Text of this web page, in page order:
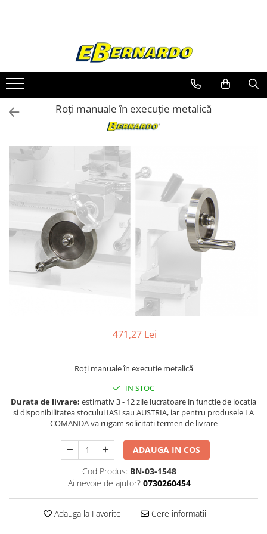
Prelucrare metal
Fierastraie pentru metal
Ferastraie mobile pentru metal
Fierastraie prelucrare metal
Ferastraie orizontale pentru metal
Ferastraie circulare pentru metal
Dispozitive de sudare pentru panze
Ferastraie automate cu banda si
doua coloane
Ferastraie metal cu banda si taiere
dubla semiautomate
Ferastraie prelucrare metal cu
banda si taiere dubla
Ferastraie verticale
Strunguri pentru metal
Strunguri cu surub de ghidare
Strunguri metal cu freza
Strunguri universale cu afisaj
digital
Strunguri universale cu viteza
Masini de gaurit
Masini de gaurit - Vario - cu masa
Masini de gaurit cu angrenaj, masa
si coloana
Roți manuale în execuție metalică
471,27 Lei
Roți manuale în execuție metalică
IN STOC
Durata de livrare: estimativ 3 - 12 zile lucratoare in functie de locatia
si disponibilitatea stocului IASI sau AUSTRIA, iar pentru produsele LA
COMANDA va rugam solicitati termen de livrare
ADAUGA IN COS
Cod Produs: BN-03-1548
Ai nevoie de ajutor? 0730260454
Adauga la Favorite Cere informatii